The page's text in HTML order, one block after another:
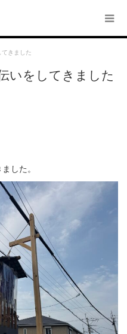
きました
いをしてきました
した。